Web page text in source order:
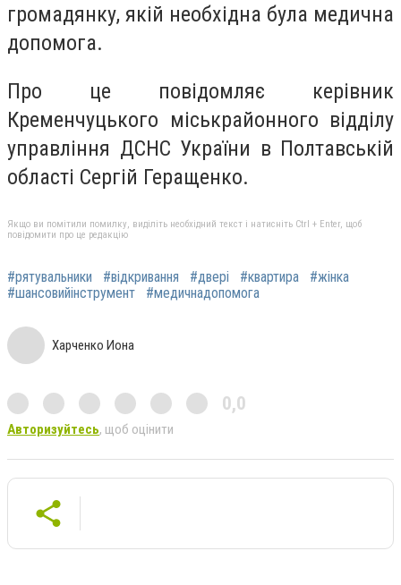
громадянку, якій необхідна була медична
допомога.
Про це повідомляє керівник
Кременчуцького міськрайонного відділу
управління ДСНС України в Полтавській
області Сергій Геращенко.
Якщо ви помітили помилку, виділіть необхідний текст і натисніть Ctrl + Enter, щоб
повідомити про це редакцію
#рятувальники #відкривання #двері #квартира
#жінка
#шансовийінструмент
#медичнадопомога
Харченко Иона
0,0
Авторизуйтесь, щоб оцінити